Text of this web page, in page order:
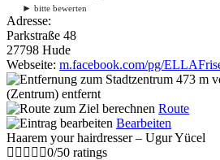
► bitte bewerten
Adresse:
Parkstraße 48
27798 Hude
Webseite: m.facebook.com/pg/
473 m
(Zentrum) entfernt
Route
Bearbeiten
Haarem your hairdresser – Ugur Yücel
0/50 ratings